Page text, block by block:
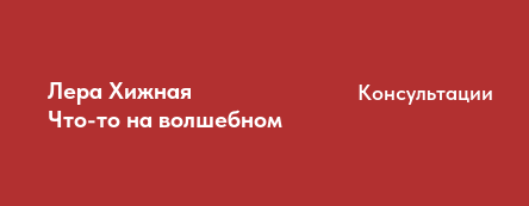
Лера Хижная
Что-то на волшебном
Консультации